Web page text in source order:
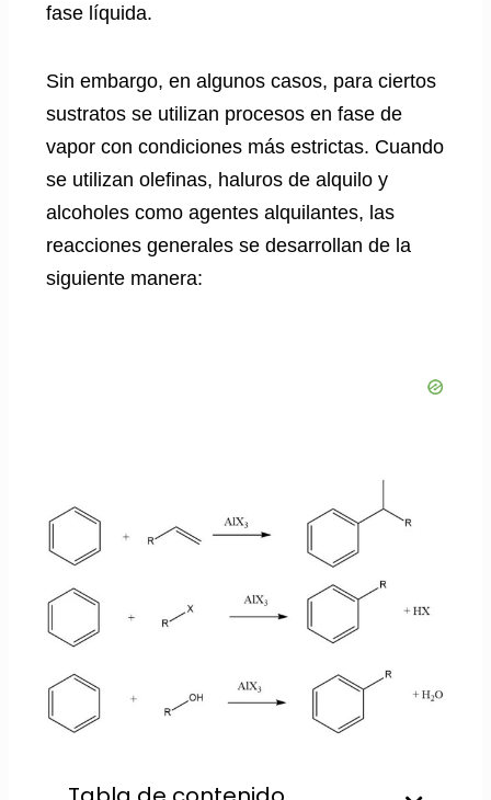
fase líquida.
Sin embargo, en algunos casos, para ciertos
sustratos se utilizan procesos en fase de
vapor con condiciones más estrictas. Cuando
se utilizan olefinas, haluros de alquilo y
alcoholes como agentes alquilantes, las
reacciones generales se desarrollan de la
siguiente manera: